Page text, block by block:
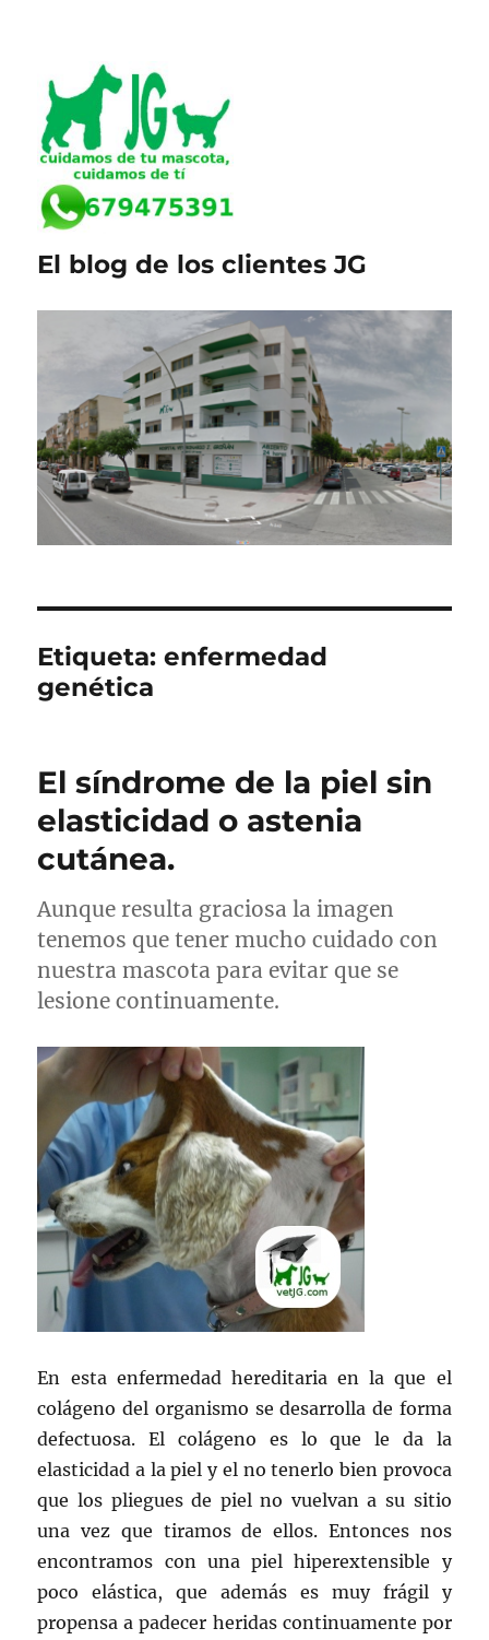
El blog de los clientes JG
Etiqueta:enfermedad
genética
El síndrome de la piel sin
elasticidad o astenia
cutánea.
Aunque resulta graciosa la imagen
tenemos que tener mucho cuidado con
nuestra mascota para evitar que se
lesione continuamente.
En esta enfermedad hereditaria en la que el
colágeno del organismo se desarrolla de forma
defectuosa. El colágeno es lo que le da la
elasticidad a la piel y el no tenerlo bien provoca
que los pliegues de piel no vuelvan a su sitio
una vez que tiramos de ellos. Entonces nos
encontramos con una piel hiperextensible y
poco elástica, que además es muy frágil y
propensa a padecer heridas continuamente por